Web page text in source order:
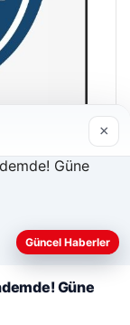
×
Güncel Haberler
Güne